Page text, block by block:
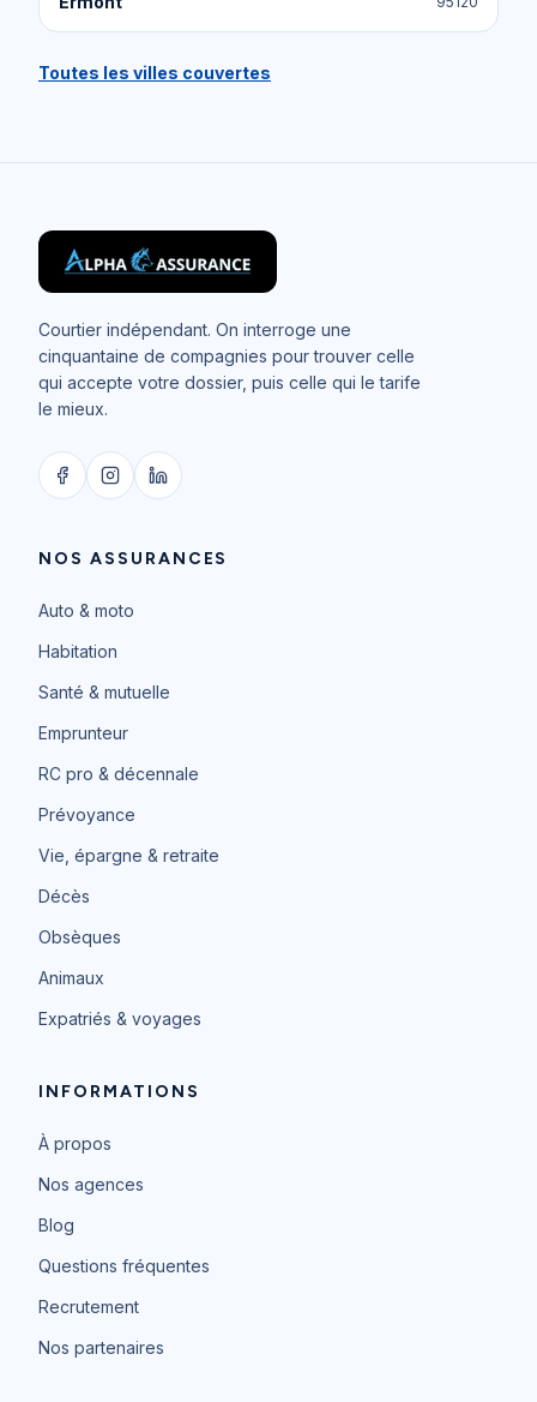
Toutes les villes couvertes
Courtier indépendant. On interroge une
cinquantaine de compagnies pour trouver celle
qui accepte votre dossier, puis celle qui le tarife
le mieux.
NOS ASSURANCES
Auto & moto
Habitation
Santé & mutuelle
Emprunteur
RC pro & décennale
Prévoyance
Vie, épargne & retraite
Décès
Obsèques
Animaux
Expatriés & voyages
INFORMATIONS
À propos
Nos agences
Blog
Questions fréquentes
Recrutement
Nos partenaires